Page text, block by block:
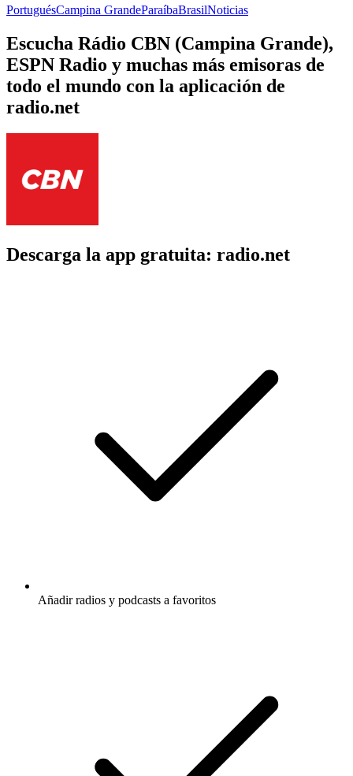
PortuguésCampina GrandeParaíbaBrasilNoticias
Escucha Rádio CBN (Campina Grande),
ESPN Radio y muchas más emisoras de
todo el mundo con la aplicación de
radio.net
Descarga la app gratuita: radio.net
Añadir radios y podcasts a favoritos